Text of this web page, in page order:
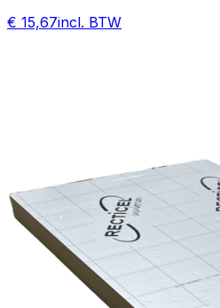
€ 15,67incl. BTW